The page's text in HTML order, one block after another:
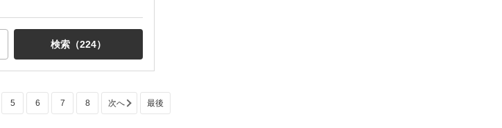
検索（224）
5 6 7 8 次へ 最後